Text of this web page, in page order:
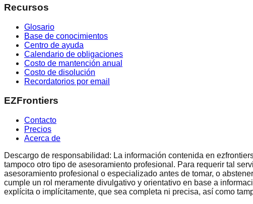
Recursos
Glosario
Base de conocimientos
Centro de ayuda
Calendario de obligaciones
Costo de mantención anual
Costo de disolución
Recordatorios por email
EZFrontiers
Contacto
Precios
Acerca de
Descargo de responsabilidad: La información contenida en
tampoco otro tipo de asesoramiento profesional. Para requerir tal
asesoramiento profesional o especializado antes de tomar, o
cumple un rol meramente divulgativo y orientativo en base a
explícita o implícitamente, que sea completa ni precisa, así como